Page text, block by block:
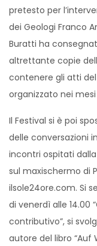
pretesto per
dei Geologi Franco
Buratti ha
altrettante copie
contenere gli atti
organizzato nei mesi
Il Festival si è poi
delle conversazioni
incontri ospitati
sul maxischermo di
ilsole24ore.com. Si
di venerdì alle 14.00
contributivo”, si
autore del libro “Auf